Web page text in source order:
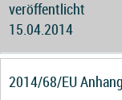
veröffentlicht
15.04.2014
2014/68/EU